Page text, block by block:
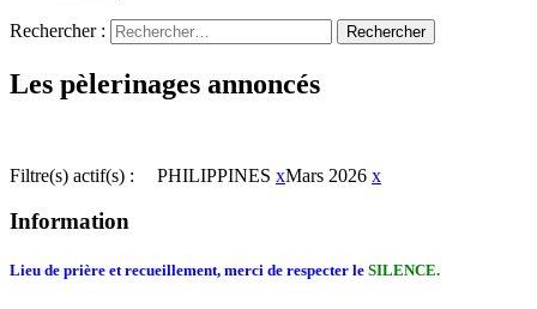
Rechercher :
Les pèlerinages annoncés
Filtre(s) actif(s) : PHILIPPINES xMars 2026 x
Information
Lieu de prière et recueillement, merci de respecter le SILENCE.